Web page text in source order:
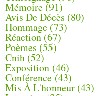
Mémoire (91)
Avis De Décès (80)
Hommage (73)
Réaction(67)
Poèmes (55)
Cnih (52)
Exposition (46)
Conférence(43)
Mis À L'honneur (43)